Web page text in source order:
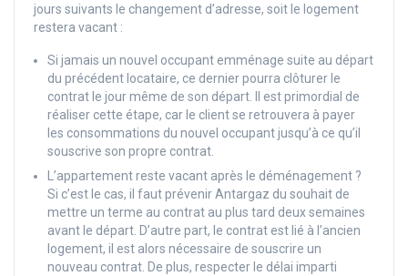
jours suivants le changement d’adresse, soit le logement
restera vacant :
Si jamais un nouvel occupant emménage suite au départ
du précédent locataire, ce dernier pourra clôturer le
contrat le jour même de son départ. Il est primordial de
réaliser cette étape, car le client se retrouvera à payer
les consommations du nouvel occupant jusqu’à ce qu’il
souscrive son propre contrat.
L’appartement reste vacant après le déménagement ?
Si c’est le cas, il faut prévenir Antargaz du souhait de
mettre un terme au contrat au plus tard deux semaines
avant le départ. D’autre part, le contrat est lié à l’ancien
logement, il est alors nécessaire de souscrire un
nouveau contrat. De plus, respecter le délai imparti